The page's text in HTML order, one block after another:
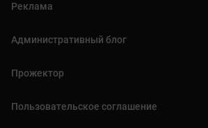
Реклама
Административный блог
Прожектор
Пользовательское соглашение